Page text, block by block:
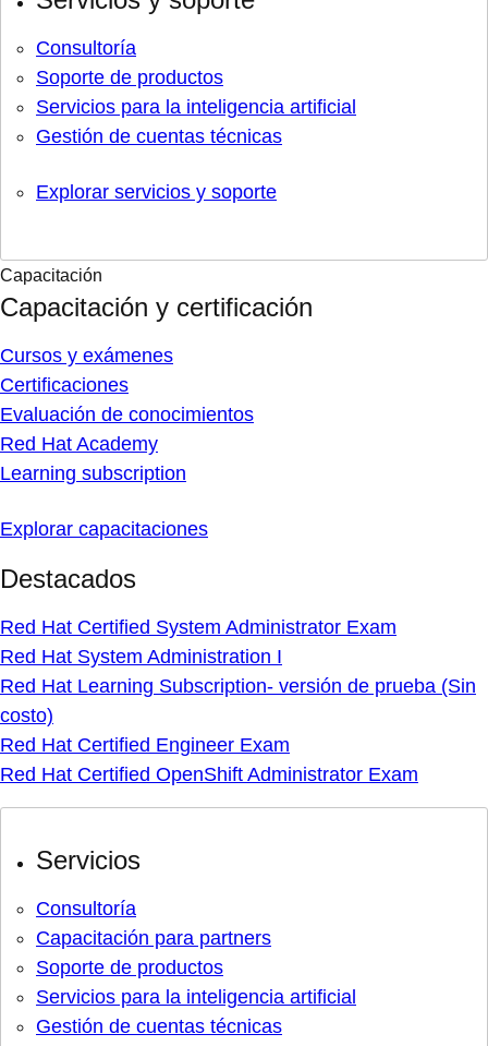
Consultoría
Soporte de productos
Servicios para la inteligencia artificial
Gestión de cuentas técnicas
Explorar servicios y soporte
Capacitación
Capacitación y certificación
Cursos y exámenes
Certificaciones
Evaluación de conocimientos
Red Hat Academy
Learning subscription
Explorar capacitaciones
Destacados
Red Hat Certified System Administrator Exam
Red Hat System Administration I
Red Hat Learning Subscription- versión de prueba (Sin
costo)
Red Hat Certified Engineer Exam
Red Hat Certified OpenShift Administrator Exam
Servicios
Consultoría
Capacitación para partners
Soporte de productos
Servicios para la inteligencia artificial
Gestión de cuentas técnicas